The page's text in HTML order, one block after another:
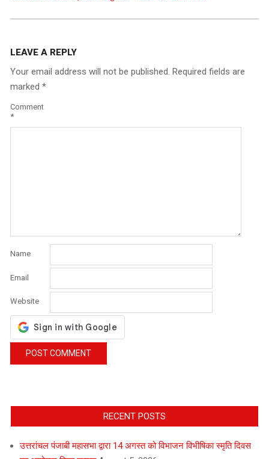
LEAVE A REPLY
Your email address will not be published. Required fields are
marked *
Comment
*
Name
Email
Website
RECENT POSTS
उत्तरांचल पंजाबी महासभा द्वारा 14 अगस्त को विभाजन विभीषिका स्मृति दिवस